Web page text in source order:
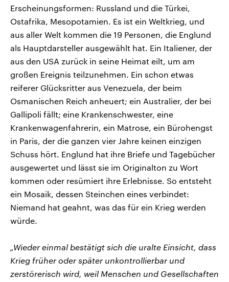
Erscheinungsformen: Russland und die Türkei,
Ostafrika, Mesopotamien. Es ist ein Weltkrieg, und
aus aller Welt kommen die 19 Personen, die Englund
als Hauptdarsteller ausgewählt hat. Ein Italiener, der
aus den USA zurück in seine Heimat eilt, um am
großen Ereignis teilzunehmen. Ein schon etwas
reiferer Glücksritter aus Venezuela, der beim
Osmanischen Reich anheuert; ein Australier, der bei
Gallipoli fällt; eine Krankenschwester, eine
Krankenwagenfahrerin, ein Matrose, ein Bürohengst
in Paris, der die ganzen vier Jahre keinen einzigen
Schuss hört. Englund hat ihre Briefe und Tagebücher
ausgewertet und lässt sie im Originalton zu Wort
kommen oder resümiert ihre Erlebnisse. So entsteht
ein Mosaik, dessen Steinchen eines verbindet:
Niemand hat geahnt, was das für ein Krieg werden
würde.
„Wieder einmal bestätigt sich die uralte Einsicht, dass
Krieg früher oder später unkontrollierbar und
zerstörerisch wird, weil Menschen und Gesellschaften